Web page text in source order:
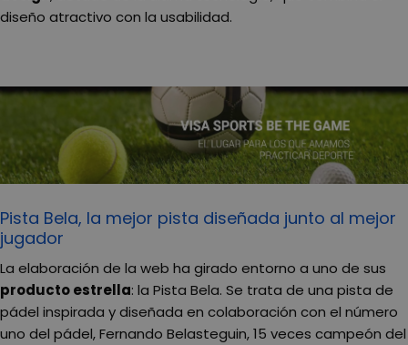
diseño atractivo con la usabilidad.
Pista Bela, la mejor pista diseñada junto al mejor
jugador
La elaboración de la web ha girado entorno a uno de sus
producto estrella: la Pista Bela. Se trata de una pista de
pádel inspirada y diseñada en colaboración con el número
uno del pádel, Fernando Belasteguin, 15 veces campeón del